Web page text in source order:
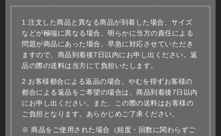
1.注文した商品と異なる商品が到着した場合、サイズ
などが極端に異なる場合、明らかに当方の責任による
問題が商品にあった場合。早急に対応させていただき
ますので、商品到着後7日以内にお申し出ください。返
品の際の送料は当方にて負担いたします。
2.お客様都合による返品の場合。やむを得ずお客様の
都合による返品をご希望の場合は、商品到着後7日以内
にお申し出ください。また、この際の送料はお客様の
ご負担となります。あらかじめご了承ください。
※ 商品をご使用された場合（頻度・回数に関わらずご